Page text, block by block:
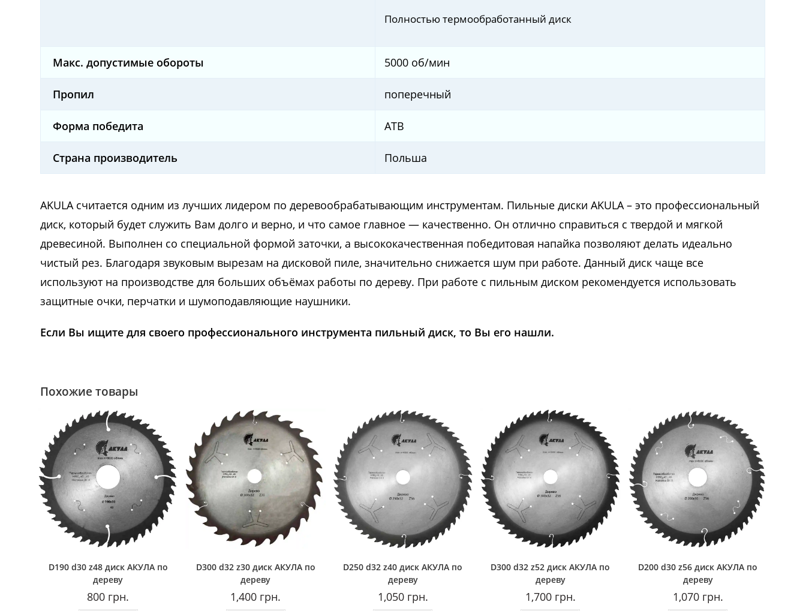
Полностью термообработанный диск
Макс. допустимые обороты 5000 об/мин
Пропил поперечный
Форма победита ATB
Страна производитель Польша
AKULA считается одним из лучших лидером по деревообрабатывающим инструментам. Пильные диски AKULA – это профессиональный
диск, который будет служить Вам долго и верно, и что самое главное — качественно. Он отлично справиться с твердой и мягкой
древесиной. Выполнен со специальной формой заточки, а высококачественная победитовая напайка позволяют делать идеально
чистый рез. Благодаря звуковым вырезам на дисковой пиле, значительно снижается шум при работе. Данный диск чаще все
используют на производстве для больших объёмах работы по дереву. При работе с пильным диском рекомендуется использовать
защитные очки, перчатки и шумоподавляющие наушники.
Если Вы ищите для своего профессионального инструмента пильный диск, то Вы его нашли.
Похожие товары
D190 d30 z48 диск АКУЛА по
дереву
800 грн.
D300 d32 z30 диск АКУЛА по
дереву
1,400 грн.
D250 d32 z40 диск АКУЛА по
дереву
1,050грн.
D300 d32 z52 диск АКУЛА по
дереву
1,700грн.
D200 d30 z56 диск АКУЛА по
дереву
1,070грн.